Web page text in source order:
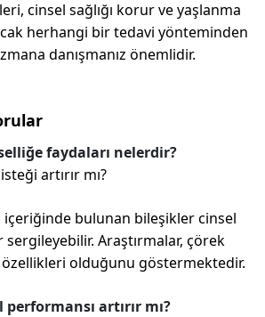
cinsel sağlığı korur ve yaşlanma
herhangi bir tedavi yönteminden
danışmanız önemlidir.
faydaları nelerdir?
artırır mı?
bulunan bileşikler cinsel
sergileyebilir. Araştırmalar, çörek
olduğunu göstermektedir.
artırır mı?